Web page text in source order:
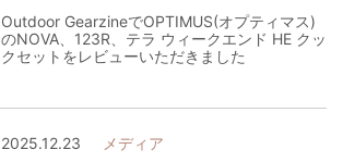
Outdoor GearzineでOPTIMUS(オプティマス)
のNOVA、123R、テラ ウィークエンド HE クッ
クセットをレビューいただきました
2025.12.23
メディア